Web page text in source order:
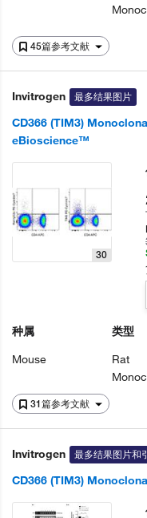
45篇参考文献
Invitrogen 最多结果图片
CD366 (TIM3)
eBioscience™
31篇参考文献
30
种属
Mouse
类型
Rat
Invitrogen 最多结果图片和
CD366 (TIM3)